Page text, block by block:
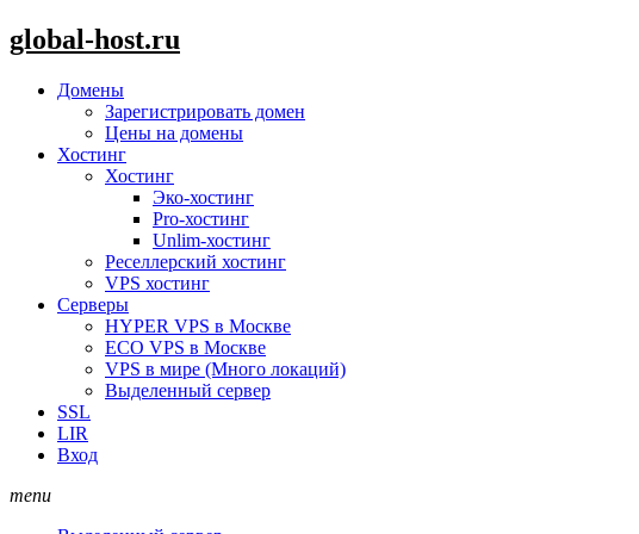
global-host.ru
Домены
Зарегистрировать домен
Цены на домены
Хостинг
Хостинг
Эко-хостинг
Pro-хостинг
Unlim-хостинг
Реселлерский хостинг
VPS хостинг
Серверы
HYPER VPS в Москве
ECO VPS в Москве
VPS в мире (Много локаций)
Выделенный сервер
SSL
LIR
Вход
menu